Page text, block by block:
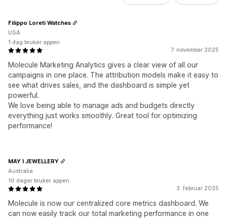
7. november 2025
Molecule Marketing Analytics gives a clear view of all our
campaigns in one place. The attribution models make it easy to
see what drives sales, and the dashboard is simple yet
powerful.
We love being able to manage ads and budgets directly
everything just works smoothly. Great tool for optimizing
performance!
Filippo Loreti Watches
USA
1 dag bruker appen
3. februar 2025
Molecule is now our centralized core metrics dashboard. We
can now easily track our total marketing performance in one
MAY I JEWELLERY
Australia
10 dager bruker appen